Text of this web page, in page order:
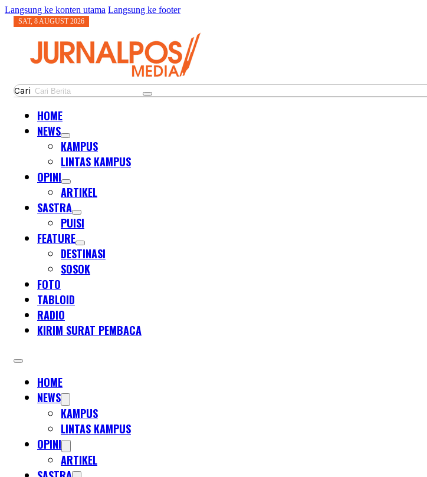
Langsung ke konten utama Langsung ke footer
SAT, 8 AUGUST 2026
Cari
HOME
NEWS
KAMPUS
LINTAS KAMPUS
OPINI
ARTIKEL
SASTRA
PUISI
FEATURE
DESTINASI
SOSOK
FOTO
TABLOID
RADIO
KIRIM SURAT PEMBACA
HOME
NEWS
KAMPUS
LINTAS KAMPUS
OPINI
ARTIKEL